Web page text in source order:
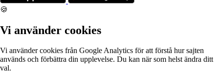
🍪
Vi använder cookies
Vi använder cookies från Google Analytics för att förstå hur sajten
används och förbättra din upplevelse. Du kan när som helst ändra ditt
val.